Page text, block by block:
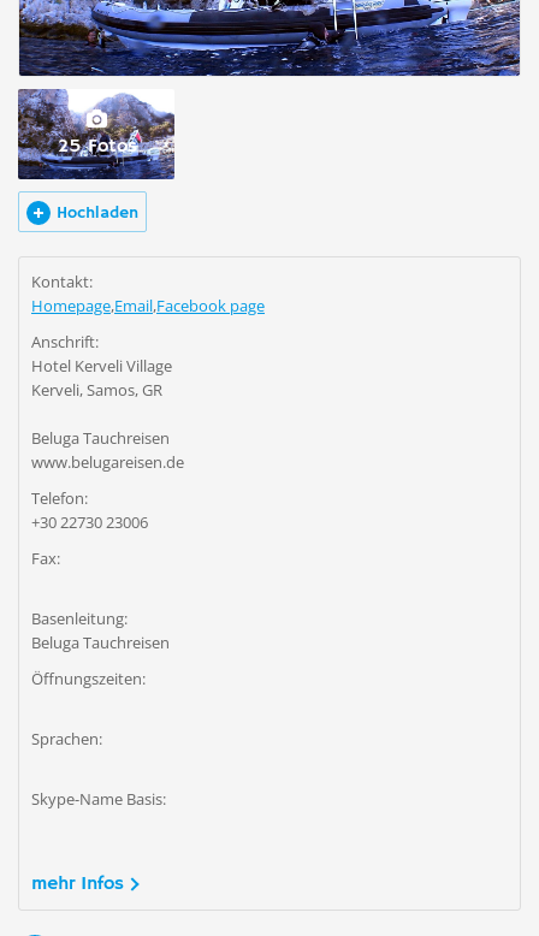
25 Fotos
Hochladen
Kontakt:
Homepage,Email,Facebook page
Anschrift:
Hotel Kerveli Village
Kerveli, Samos, GR
Beluga Tauchreisen
www.belugareisen.de
Telefon:
+30 22730 23006
Fax:
Basenleitung:
Beluga Tauchreisen
Öffnungszeiten:
Sprachen:
Skype-Name Basis:
mehr Infos